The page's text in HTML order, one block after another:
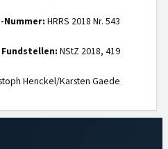
Nummer: HRRS 2018 Nr. 543
NStZ 2018, 419
Henckel/Karsten Gaede